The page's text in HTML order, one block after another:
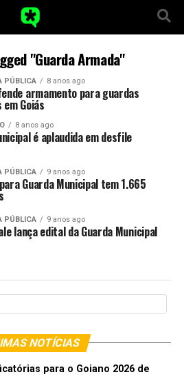
"Guarda Armada"
PÚBLICA 8 anos ago
armamento para guardas
Goiás
8 anos ago
é aplaudida em desfile
PÚBLICA 9 anos ago
Guarda Municipal tem 1.665
PÚBLICA 9 anos ago
lança edital da Guarda Municipal
NOTÍCIAS
para o Goiano 2026 de